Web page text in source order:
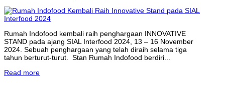
Rumah Indofood kembali raih penghargaan INNOVATIVE
STAND pada ajang SIAL Interfood 2024, 13 – 16 November
2024. Sebuah penghargaan yang telah diraih selama tiga
tahun berturut-turut. Stan Rumah Indofood berdiri...
Read more